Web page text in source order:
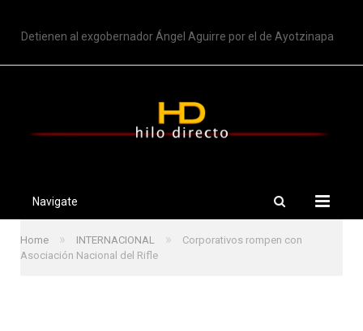
Detienen al exgobernador Ángel Aguirre por el de Ayotzinapa
Navigate
Home » INTERNACIONAL »
Corporativos rompen con
Asociación Nacional del Rifle